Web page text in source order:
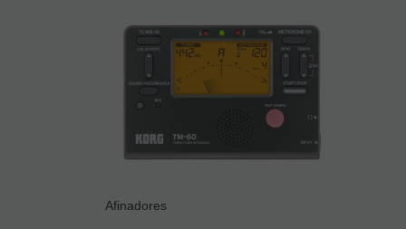
Afinadores